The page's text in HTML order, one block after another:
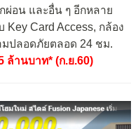
ผ่อน และอื่น ๆ อีกหลาย
Key Card Access, กล้อง
มปลอดภัยตลอด 24 ชม.
ล้านบาท* (ก.ย.60)